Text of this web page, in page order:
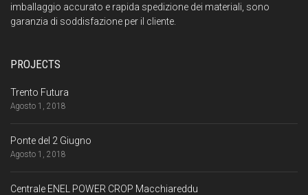
imballaggio accurato e rapida spedizione dei materiali, sono
garanzia di soddisfazione per il cliente.
PROJECTS
Trento Futura
Agosto 1, 2018
Ponte del 2 Giugno
Agosto 1, 2018
Centrale ENEL POWER CROP Macchiareddu